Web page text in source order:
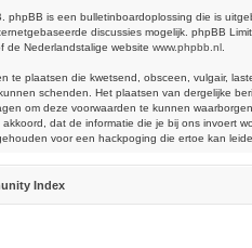
phpBB is een bulletinboardoplossing die is
discussies mogelijk. phpBB
de Nederlandstalige website www.phpbb.nl
te plaatsen die kwetsend, obsceen, vulgair,
schenden. Het plaatsen van dergelijke
om deze voorwaarden te kunnen
dat de informatie die je bij ons invoert
voor een hackpoging die ertoe kan
Index